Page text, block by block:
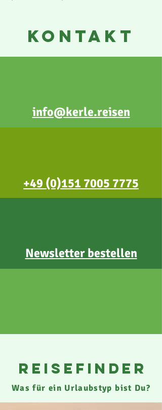
KONTAKT
info@kerle.reisen
+49 (0)151 7005 7775
Newsletter bestellen
reisefinder
Was für ein Urlaubstyp bist Du?